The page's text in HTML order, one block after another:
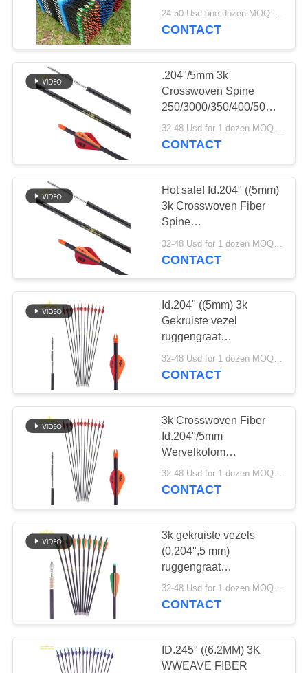
CONTACTEER
ONS
VERZOEK
SITEMAP
PRIVACYBELEID
Target Arrow,Crossbow
Bolts
24-50 Usd one dozen MOQ:Tien dozijn.
CONTACT
.204"/5mm 3k
Crosswoven Spine
250/3000/350/400/500
Kalkoen en hert
Jachtseizoen Jacht
32-48 Usd for 1 dozen MOQ:2 dozens
CONTACT
Hot sale! Id.204" ((5mm)
3k Crosswoven Fiber
Spine
250/3000/350/400/500
Kalkoen en hert
CONTACT
Id.204" ((5mm) 3k
Gekruiste vezel
ruggengraat
250/3000/350/400/500
Kalkoen en hert
32-48 Usd for 1 dozen MOQ:2 dozens
CONTACT
3k Crosswoven Fiber
Id.204"/5mm
Wervelkolom
250/3000/350/400/500
Kalkoen en hert
32-48 Usd for 1 dozen MOQ:2 dozens
CONTACT
3k gekruiste vezels
(0,204",5 mm)
ruggengraat
250/3000/350/400/500
Jagdpijlen voor kalkoen
32-48 Usd for 1 dozen MOQ:2 dozens
CONTACT
ID.245" ((6.2MM) 3K
WWEAVE FIBER